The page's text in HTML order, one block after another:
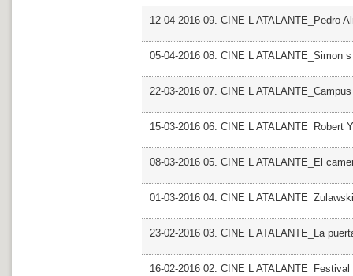
12-04-2016 09. CINE L ATALANTE_Pedro
05-04-2016 08. CINE L ATALANTE_Simon
22-03-2016 07. CINE L
15-03-2016 06. CINE L ATALANTE_Robert
08-03-2016 05. CINE L ATALANTE_El
01-03-2016 04. CINE L ATALANTE_Zulawski
23-02-2016 03. CINE L ATALANTE_La
16-02-2016 02. CINE L